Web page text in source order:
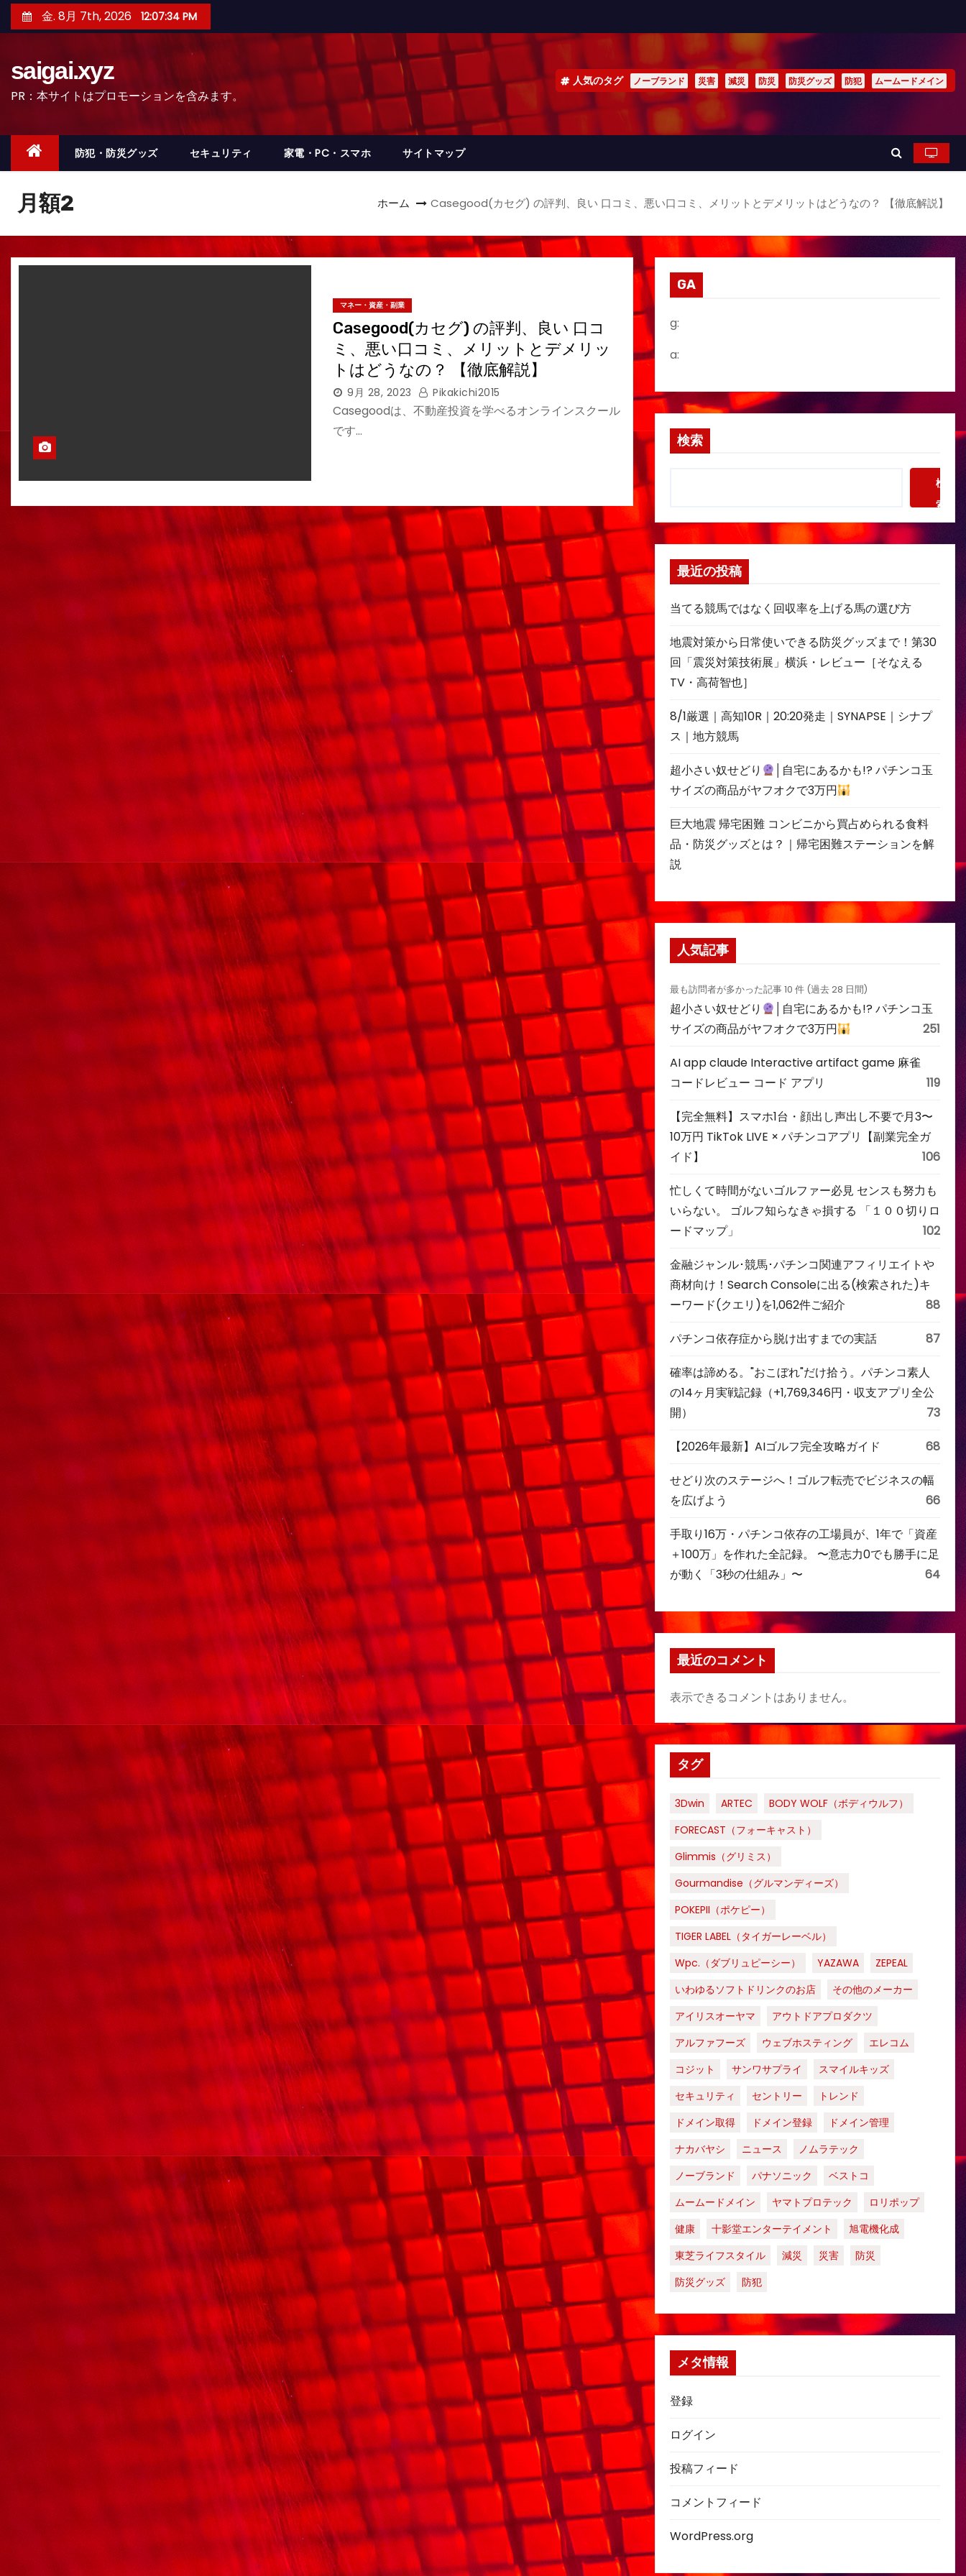
ン
ッ
金. 8月 7th, 2026 12:07:37 PM
saigai.xyz
PR：本サイトはプロモーションを含みます。
人気のタグ ノーブランド 災害 減災 防災 防災グッズ 防犯 ムームードメイン
防犯・防災グッズ セキュリティ 家電・PC・スマホ サイトマップ
月額2 ホーム Casegood(カセグ) の評判、良い 口コミ、悪い口コミ、メリットとデメリットはどうなの？ 【徹底解説】
マネー・資産・副業
Casegood(カセグ) の評判、良い 口コ
ミ、悪い口コミ、メリットとデメリッ
トはどうなの？ 【徹底解説】
9月 28, 2023 Pikakichi2015
Casegoodは、不動産投資を学べるオンラインスクール
です…
GA
g:
a:
検索
検
索
最近の投稿
当てる競馬ではなく回収率を上げる馬の選び方
地震対策から日常使いできる防災グッズまで！第30
回「震災対策技術展」横浜・レビュー［そなえる
TV・高荷智也］
8/1厳選｜高知10R｜20:20発走｜SYNAPSE｜シナプ
ス｜地方競馬
超小さい奴せどり
│自宅にあるかも!? パチンコ玉
サイズの商品がヤフオクで3万円
巨大地震 帰宅困難 コンビニから買占められる食料
品・防災グッズとは？｜帰宅困難ステーションを解
説
人気記事
最も訪問者が多かった記事 10 件 (過去 28 日間)
超小さい奴せどり
│自宅にあるかも!? パチンコ玉
サイズの商品がヤフオクで3万円
251
AI app claude Interactive artifact game 麻雀
コードレビュー コード アプリ
119
【完全無料】スマホ1台・顔出し声出し不要で月3〜
10万円 TikTok LIVE × パチンコアプリ【副業完全ガ
イド】
106
忙しくて時間がないゴルファー必見 センスも努力も
いらない。 ゴルフ知らなきゃ損する 「１００切りロ
ードマップ」
102
金融ジャンル･競馬･パチンコ関連アフィリエイトや
商材向け！Search Consoleに出る(検索された)キ
ーワード(クエリ)を1,062件ご紹介
88
パチンコ依存症から脱け出すまでの実話 87
確率は諦める。"おこぼれ"だけ拾う。パチンコ素人
の14ヶ月実戦記録（+1,769,346円・収支アプリ全公
開）
73
【2026年最新】AIゴルフ完全攻略ガイド 68
せどり次のステージへ！ゴルフ転売でビジネスの幅
を広げよう
66
手取り16万・パチンコ依存の工場員が、1年で「資産
＋100万」を作れた全記録。 〜意志力0でも勝手に足
が動く「3秒の仕組み」〜
64
最近のコメント
表示できるコメントはありません。
タグ
3Dwin ARTEC
BODY WOLF（ボディウルフ）
FORECAST（フォーキャスト）
Glimmis（グリミス）
Gourmandise（グルマンディーズ）
POKEPII（ポケピー）
TIGER LABEL（タイガーレーベル）
Wpc.（ダブリュピーシー）
YAZAWA
ZEPEAL
いわゆるソフトドリンクのお店
その他のメーカー
アイリスオーヤマ
アウトドアプロダクツ
アルファフーズ
ウェブホスティング
エレコム
コジット
サンワサプライ
スマイルキッズ
セキュリティ
セントリー
トレンド
ドメイン取得
ドメイン登録
ドメイン管理
ナカバヤシ
ニュース
ノムラテック
ノーブランド
パナソニック
ベストコ
ムームードメイン
ヤマトプロテック
ロリポップ
健康
十影堂エンターテイメント
旭電機化成
東芝ライフスタイル
減災 災害
防災
防災グッズ
防犯
メタ情報
登録
ログイン
投稿フィード
コメントフィード
WordPress.org